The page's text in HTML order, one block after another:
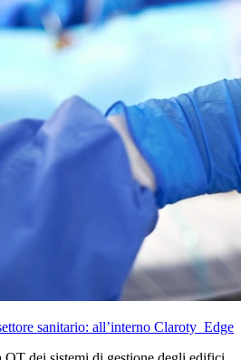
sanitario: all’interno Claroty Edge